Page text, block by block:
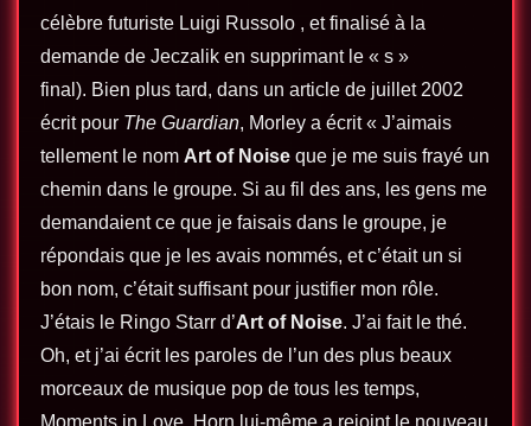
célèbre futuriste Luigi Russolo , et finalisé à la
demande de Jeczalik en supprimant le « s »
final). Bien plus tard, dans un article de juillet 2002
écrit pour The Guardian, Morley a écrit « J’aimais
tellement le nom Art of Noise que je me suis frayé un
chemin dans le groupe. Si au fil des ans, les gens me
demandaient ce que je faisais dans le groupe, je
répondais que je les avais nommés, et c’était un si
bon nom, c’était suffisant pour justifier mon rôle.
J’étais le Ringo Starr d’Art of Noise. J’ai fait le thé.
Oh, et j’ai écrit les paroles de l’un des plus beaux
morceaux de musique pop de tous les temps,
Moments in Love. Horn lui-même a rejoint le nouveau